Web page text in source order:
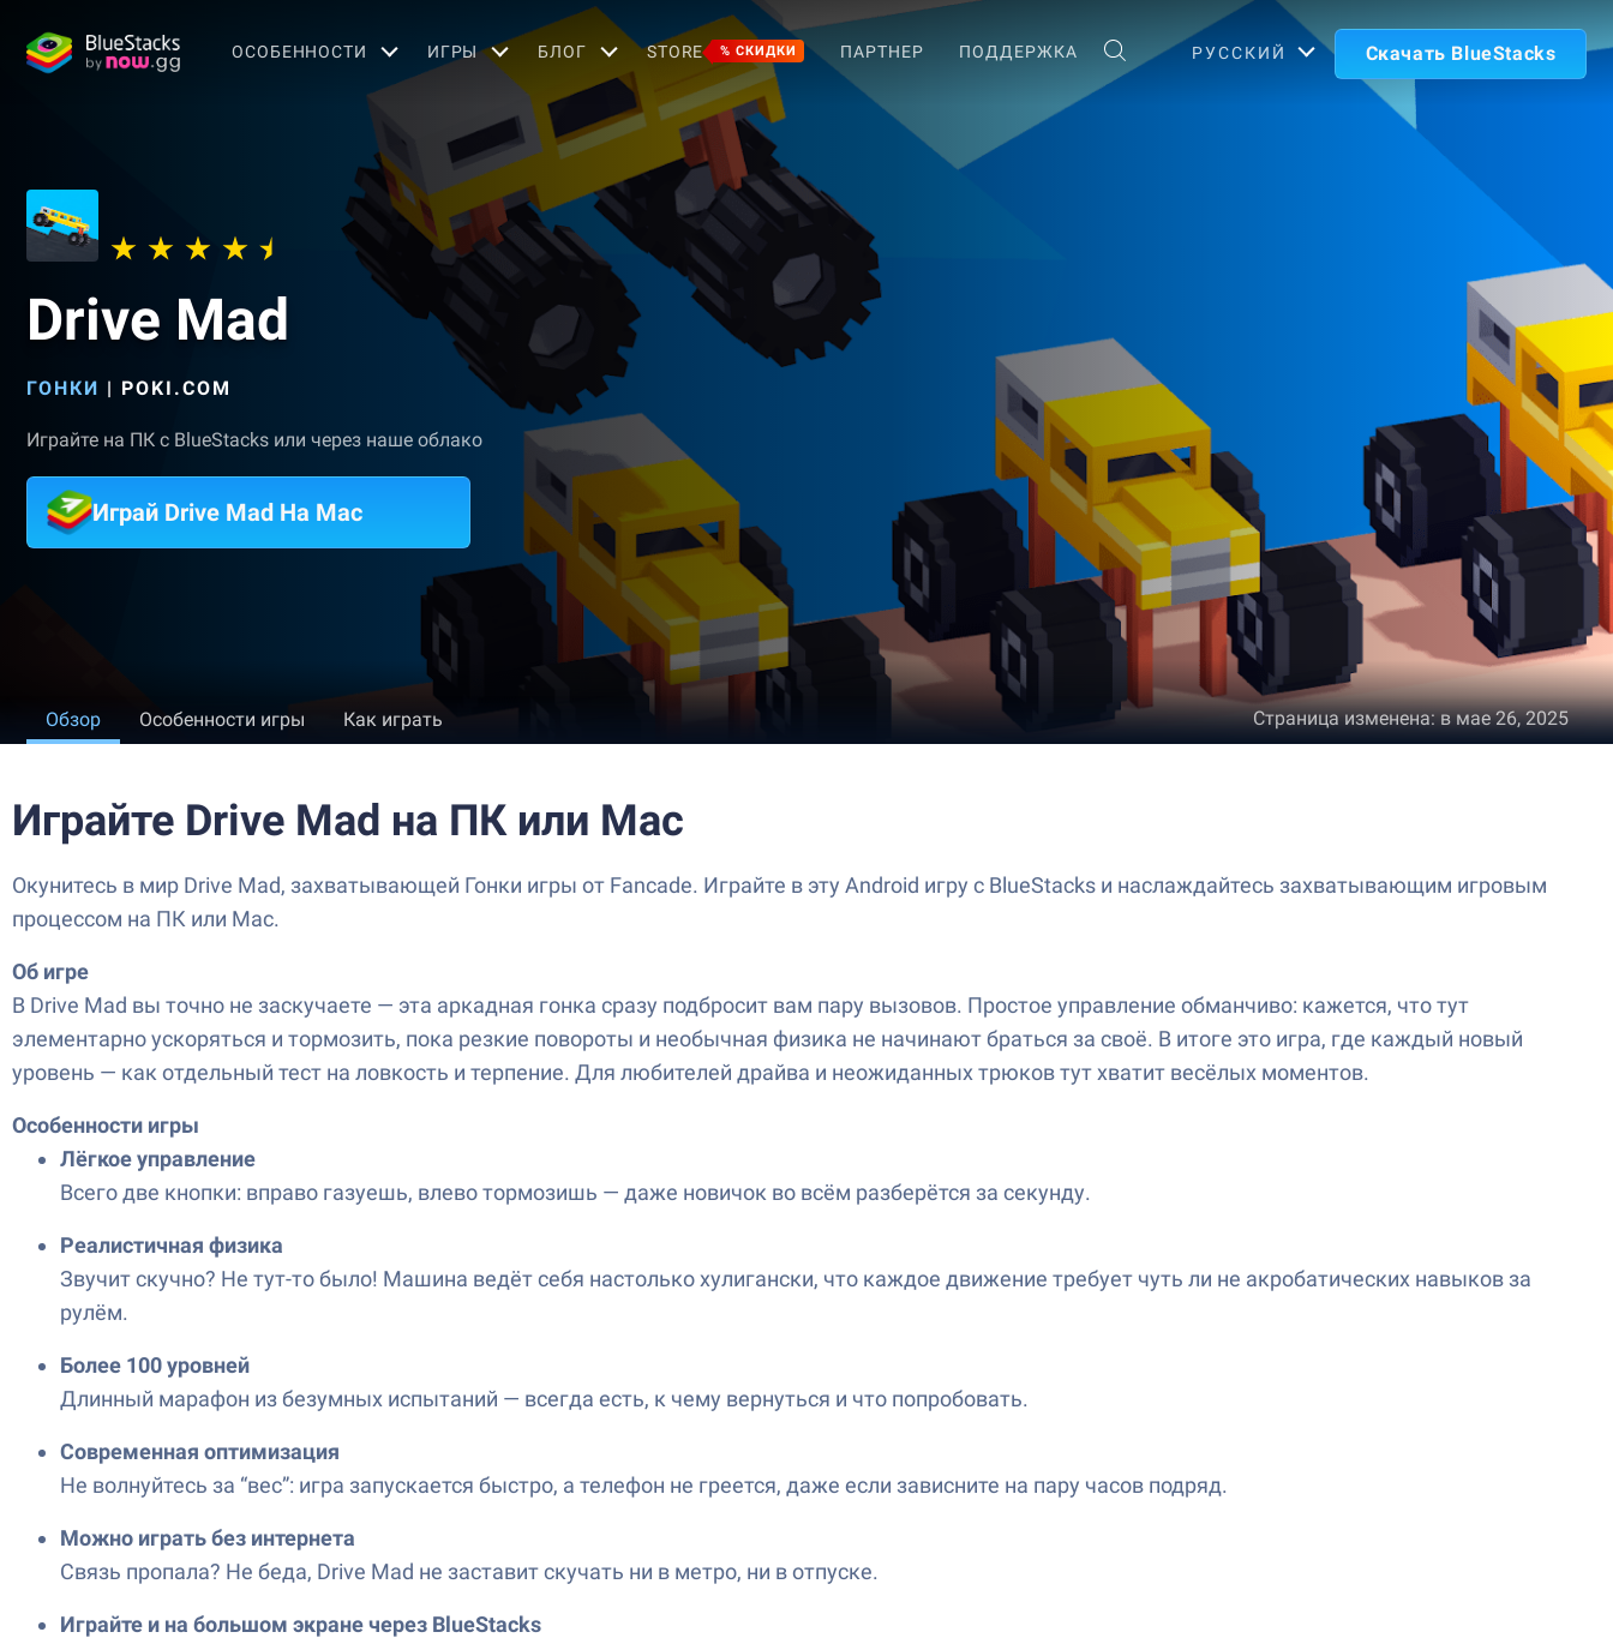
OСОБЕННОСТИ ИГРЫ БЛОГ STORE % СКИДКИ ПАРТНЕР ПОДДЕРЖКА РУССКИЙ Скачать BlueStacks
Drive Mad
ГОНКИ | POKI.COM
Играйте на ПК с BlueStacks или через наше облако
Играй Drive Mad На Mac
Обзор Особенности игры Как играть Страница изменена:в мае 26, 2025
Играйте Drive Mad на ПК или Mac
Окунитесь в мир Drive Mad, захватывающей Гонки игры от Fancade. Играйте в эту Android игру с BlueStacks и наслаждайтесь захватывающим игровым
процессом на ПК или Mac.
Об игре
В Drive Mad вы точно не заскучаете — эта аркадная гонка сразу подбросит вам пару вызовов. Простое управление обманчиво: кажется, что тут
элементарно ускоряться и тормозить, пока резкие повороты и необычная физика не начинают браться за своё. В итоге это игра, где каждый новый
уровень — как отдельный тест на ловкость и терпение. Для любителей драйва и неожиданных трюков тут хватит весёлых моментов.
Особенности игры
Лёгкое управление
Всего две кнопки: вправо газуешь, влево тормозишь — даже новичок во всём разберётся за секунду.
Реалистичная физика
Звучит скучно? Не тут-то было! Машина ведёт себя настолько хулигански, что каждое движение требует чуть ли не акробатических навыков за
рулём.
Более 100 уровней
Длинный марафон из безумных испытаний — всегда есть, к чему вернуться и что попробовать.
Современная оптимизация
Не волнуйтесь за “вес”: игра запускается быстро, а телефон не греется, даже если зависните на пару часов подряд.
Можно играть без интернета
Связь пропала? Не беда, Drive Mad не заставит скучать ни в метро, ни в отпуске.
Играйте и на большом экране через BlueStacks